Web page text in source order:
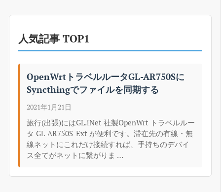
人気記事 TOP1
OpenWrtトラベルルータGL-AR750Sに
Syncthingでファイルを同期する
2021年1月21日
旅行(出張)にはGL.iNet 社製OpenWrt トラベルルー
タ GL-AR750S-Ext が便利です。滞在先の有線・無
線ネットにこれだけ接続すれば、手持ちのデバイ
ス全てがネットに繋がりま …